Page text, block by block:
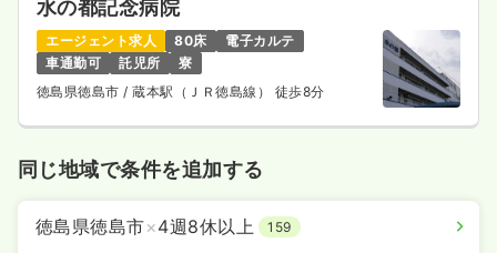
水の都記念病院
エージェント求人 80床
電子カルテ
車通勤可
託児所
寮
徳島県徳島市/ 蔵本駅（ＪＲ徳島線） 徒歩8分
同じ地域で条件を追加する
徳島県徳島市×4週8休以上 159